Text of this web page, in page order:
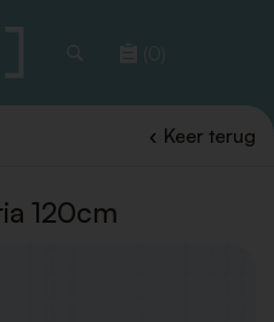
(0)
Keer terug
120cm